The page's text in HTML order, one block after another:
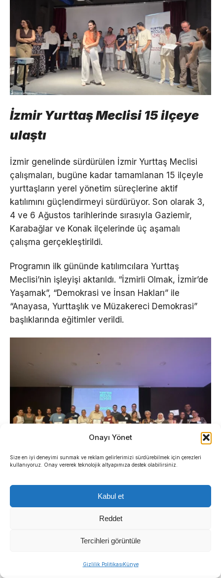
Onayı Yönet
Size en iyi deneyimi sunmak ve reklam gelirlerimizi sürdürebilmek için çerezleri
kullanıyoruz. Onay vererek teknolojik altyapımıza destek olabilirsiniz.
Kabul et
Reddet
Tercihleri görüntüle
Gizlilik PolitikasıKünye
İzmir Yurttaş Meclisi 15 ilçeye
ulaştı
İzmir genelinde sürdürülen İzmir Yurttaş Meclisi
çalışmaları, bugüne kadar tamamlanan 15 ilçeyle
yurttaşların yerel yönetim süreçlerine aktif
katılımını güçlendirmeyi sürdürüyor. Son olarak 3,
4 ve 6 Ağustos tarihlerinde sırasıyla Gaziemir,
Karabağlar ve Konak ilçelerinde üç aşamalı
çalışma gerçekleştirildi.
Programın ilk gününde katılımcılara Yurttaş
Meclisi’nin işleyişi aktarıldı. “İzmirli Olmak, İzmir’de
Yaşamak”, “Demokrasi ve İnsan Hakları” ile
“Anayasa, Yurttaşlık ve Müzakereci Demokrasi”
başlıklarında eğitimler verildi.
İkinci gün tematik masalarda bir araya gelen
olarak öne çıkarken; eğitim, kültür-sanat, atık
kapsamlı müzakereler yürütüldü.